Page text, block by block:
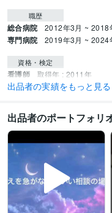
職歴
総合病院 2012年3月 ~ 2018
専門病院 2019年3月 ~ 2024
資格・検定
看護師 取得年 : 2011年
看護師
悩み相談・カウンセリング
看護師
出品者の実績をもっと見る
出品者のポートフォリ